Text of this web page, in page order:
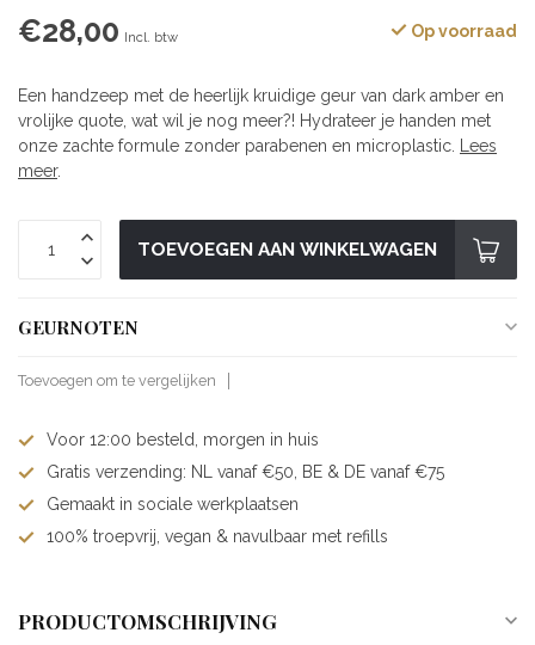
€28,00 Incl. btw Op voorraad
Een handzeep met de heerlijk kruidige geur van dark amber en
vrolijke quote, wat wil je nog meer?! Hydrateer je handen met
onze zachte formule zonder parabenen en microplastic. Lees
meer.
TOEVOEGEN AAN WINKELWAGEN
GEURNOTEN
Toevoegen om te vergelijken
Voor 12:00 besteld, morgen in huis
Gratis verzending: NL vanaf €50, BE & DE vanaf €75
Gemaakt in sociale werkplaatsen
100% troepvrij, vegan & navulbaar met refills
PRODUCTOMSCHRIJVING